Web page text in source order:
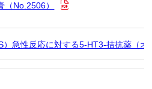
No.2506）
）急性反応に対する5-HT3-拮抗薬（